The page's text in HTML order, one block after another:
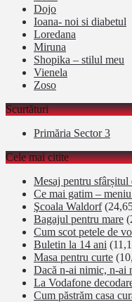
Dojo
Ioana- noi si diabetul
Loredana
Miruna
Shopika – stilul meu
Vienela
Zoso
Scurtături
Primăria Sector 3
Cele mai citite
Mesaj pentru sfârșitul
Ce mai gatim –
Şcoala Waldorf
Bagajul pentru mare
Cum scot petele de
Buletin la 14 ani
Masa pentru curte
Dacă n-ai nimic, n-ai
La Vodafone
Cum păstrăm casa